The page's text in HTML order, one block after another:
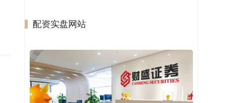
配资实盘网站